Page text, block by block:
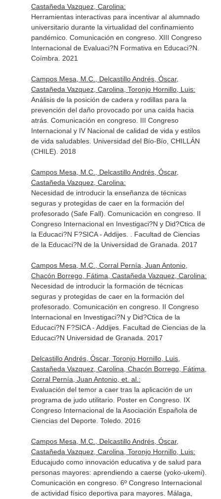
Castañeda Vazquez, Carolina:
Herramientas interactivas para incentivar al alumnado
universitario durante la virtualidad del confinamiento
pandémico. Comunicación en congreso. XIII Congreso
Internacional de Evaluaci?N Formativa en Educaci?N.
Coímbra. 2021
Campos Mesa, M.C., Delcastillo Andrés, Óscar,
Castañeda Vazquez, Carolina, Toronjo Hornillo, Luis:
Análisis de la posición de cadera y rodillas para la
prevención del daño provocado por una caída hacia
atrás. Comunicación en congreso. III Congreso
Internacional y IV Nacional de calidad de vida y estilos
de vida saludables. Universidad del Bío-Bío, CHILLÁN
(CHILE). 2018
Campos Mesa, M.C., Delcastillo Andrés, Óscar,
Castañeda Vazquez, Carolina:
Necesidad de introducir la enseñanza de técnicas
seguras y protegidas de caer en la formación del
profesorado (Safe Fall). Comunicación en congreso. II
Congreso Internacional en Investigaci?N y Did?Ctica de
la Educaci?N F?SICA - Addijes. . Facultad de Ciencias
de la Educaci?N de la Universidad de Granada. 2017
Campos Mesa, M.C., Corral Pernía, Juan Antonio,
Chacón Borrego, Fátima, Castañeda Vazquez, Carolina:
Necesidad de introducir la formación de técnicas
seguras y protegidas de caer en la formación del
profesorado. Comunicación en congreso. II Congreso
Internacional en Investigaci?N y Did?Ctica de la
Educaci?N F?SICA - Addijes. Facultad de Ciencias de la
Educaci?N Universidad de Granada. 2017
Delcastillo Andrés, Óscar, Toronjo Hornillo, Luis,
Castañeda Vazquez, Carolina, Chacón Borrego, Fátima,
Corral Pernía, Juan Antonio, et. al.:
Evaluación del temor a caer tras la aplicación de un
programa de judo utilitario. Poster en Congreso. IX
Congreso Internacional de la Asociación Española de
Ciencias del Deporte. Toledo. 2016
Campos Mesa, M.C., Delcastillo Andrés, Óscar,
Castañeda Vazquez, Carolina, Toronjo Hornillo, Luis:
Educajudo como innovación educativa y de salud para
personas mayores: aprendiendo a caerse (yoko-ukemi).
Comunicación en congreso. 6º Congreso Internacional
de actividad físico deportiva para mayores. Málaga,